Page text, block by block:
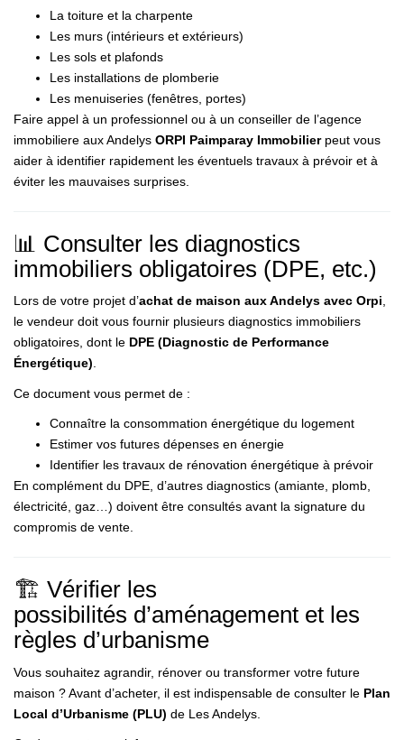
La toiture et la charpente
Les murs (intérieurs et extérieurs)
Les sols et plafonds
Les installations de plomberie
Les menuiseries (fenêtres, portes)
Faire appel à un professionnel ou à un conseiller de l’agence
immobiliere aux Andelys ORPI Paimparay Immobilierpeut vous
aider à identifier rapidement les éventuels travaux à prévoir et à
éviter les mauvaises surprises.
📊 Consulter les diagnostics
immobiliers obligatoires (DPE, etc.)
Lors de votre projet d’achat de maison aux Andelys avec Orpi
le vendeur doit vous fournir plusieurs diagnostics immobiliers
obligatoires, dont le DPE (Diagnostic de Performance
Énergétique)
Ce document vous permet de :
Connaître la consommation énergétique du logement
Estimer vos futures dépenses en énergie
Identifier les travaux de rénovation énergétique à prévoir
En complément du DPE, d’autres diagnostics (amiante, plomb,
électricité, gaz…) doivent être consultés avant la signature du
compromis de vente.
🏗️ Vérifier les
possibilités d’aménagement et les
règles d’urbanisme
Vous souhaitez agrandir, rénover ou transformer votre future
maison ? Avant d’acheter, il est indispensable de consulter le Plan
Local d’Urbanisme (PLU) de Les Andelys.